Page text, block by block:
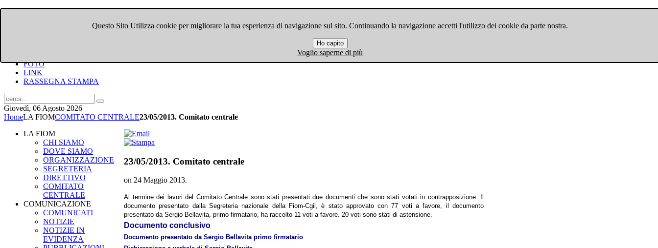
Questo Sito Utilizza cookie per migliorare la tua esperienza di navigazione sul sito. Continuando la navigazione accetti l'utilizzo dei cookie da parte nostra.
Ho capito
Voglio saperne di più
FOTO
LINK
RASSEGNA STAMPA
Giovedì, 06 Agosto 2026
HomeLA FIOMCOMITATO CENTRALE23/05/2013. Comitato centrale
23/05/2013. Comitato centrale
on 24 Maggio 2013.
Al termine dei lavori del Comitato Centrale sono stati presentati due documenti che sono stati votati in contrapposizione. Il
documento presentato dalla Segreteria nazionale della Fiom-Cgil, è stato approvato con 77 voti a favore, il documento
presentato da Sergio Bellavita, primo firmatario, ha raccolto 11 voti a favore. 20 voti sono stati di astensione.
Documento conclusivo
Documento presentato da Sergio Bellavita primo firmatario
LA FIOM
CHI SIAMO
DOVE SIAMO
ORGANIZZAZIONE
SEGRETERIA
DIRETTIVO
COMITATO
CENTRALE
COMUNICAZIONE
COMUNICATI
NOTIZIE
NOTIZIE IN
EVIDENZA